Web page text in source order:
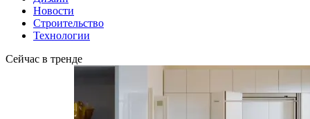
Новости
Строительство
Технологии
Сейчас в тренде